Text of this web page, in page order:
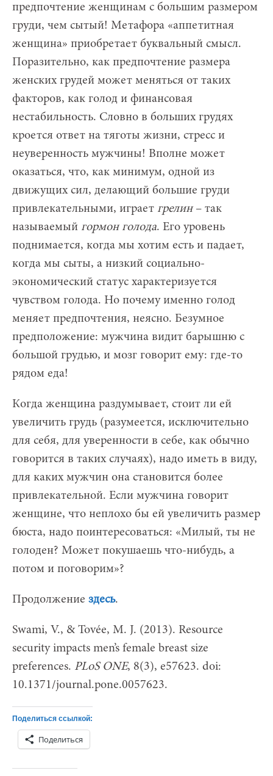
предпочтение женщинам с большим размером
груди, чем сытый! Метафора «аппетитная
женщина» приобретает буквальный смысл.
Поразительно, как предпочтение размера
женских грудей может меняться от таких
факторов, как голод и финансовая
нестабильность. Словно в больших грудях
кроется ответ на тяготы жизни, стресс и
неуверенность мужчины! Вполне может
оказаться, что, как минимум, одной из
движущих сил, делающий большие груди
привлекательными, играет грелин– так
называемый гормон голода. Его уровень
поднимается, когда мы хотим есть и падает,
когда мы сыты, а низкий социально-
экономический статус характеризуется
чувством голода. Но почему именно голод
меняет предпочтения, неясно. Безумное
предположение: мужчина видит барышню с
большой грудью, и мозг говорит ему: где-то
рядом еда!
Когда женщина раздумывает, стоит ли ей
увеличить грудь (разумеется, исключительно
для себя, для уверенности в себе, как обычно
говорится в таких случаях), надо иметь в виду,
для каких мужчин она становится более
привлекательной. Если мужчина говорит
женщине, что неплохо бы ей увеличить размер
бюста, надо поинтересоваться: «Милый, ты не
голоден? Может покушаешь что-нибудь, а
потом и поговорим»?
Продолжение здесь.
Swami, V., & Tovée, M. J. (2013). Resource
security impacts men’s female breast size
preferences. PLoS ONE, 8(3), e57623. doi:
10.1371/journal.pone.0057623.
Поделиться ссылкой:
Поделиться